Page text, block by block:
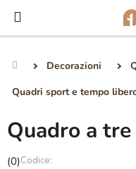
contenuto
Decorazioni
Quadri sport e tempo
Quadro a
La
(0)